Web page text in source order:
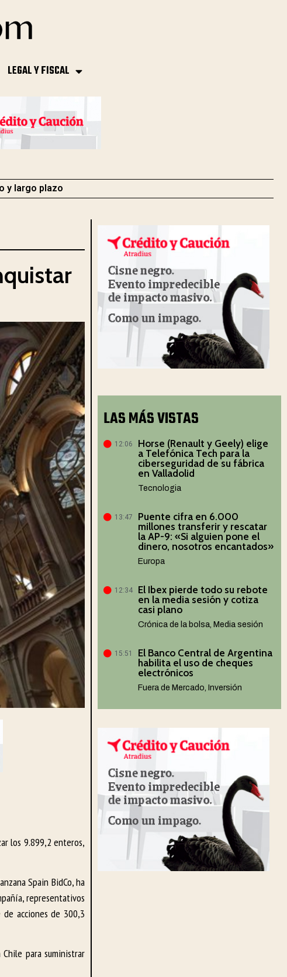
LEGAL Y FISCAL
y largo plazo
los 9.899,2 enteros,
Spain BidCo, ha
representativos
acciones de 300,3
para suministrar
LAS MÁS VISTAS
12:06
Horse (Renault y Geely) elige
a Telefónica Tech para la
ciberseguridad de su fábrica
en Valladolid
Tecnologia
13:47
Puente cifra en 6.000
millones transferir y rescatar
la AP-9: «Si alguien pone el
dinero, nosotros encantados»
Europa
12:34
El Ibex pierde todo su rebote
en la media sesión y cotiza
casi plano
Crónica de la bolsa Media sesión
15:51
El Banco Central de Argentina
habilita el uso de cheques
electrónicos
Fuera de Mercado Inversión